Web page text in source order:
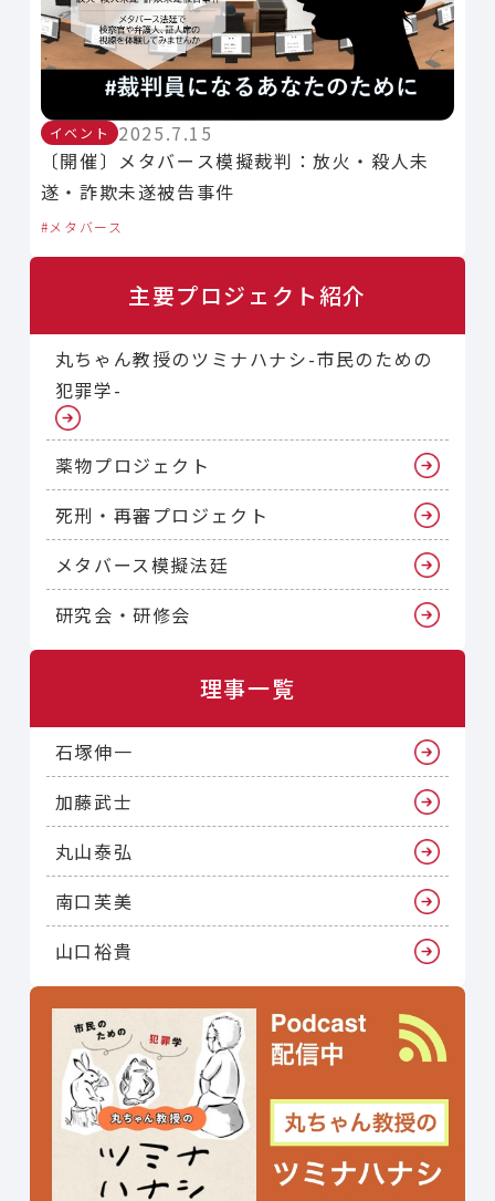
イベント
2025.7.15
〔開催〕メタバース模擬裁判：放火・殺人未
遂・詐欺未遂被告事件
メタバース
主要プロジェクト紹介
丸ちゃん教授のツミナハナシ-市民のための
犯罪学-
薬物プロジェクト
死刑・再審プロジェクト
メタバース模擬法廷
研究会・研修会
理事一覧
石塚伸一
加藤武士
丸山泰弘
南口芙美
山口裕貴